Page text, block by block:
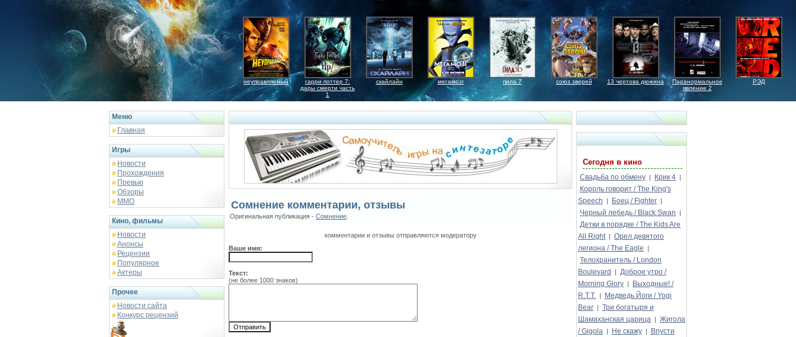
неуправляемый
гарри поттер 7:
дары смерти часть
1
скайлайн мегамозг пила 7 союз зверей 13 чертова дюжина
Паранормальное
явление 2
РЭД
Меню
Главная
Игры
Новости
Прохождения
Превью
Обзоры
ММО
Кино, фильмы
Новости
Анонсы
Рецензии
Популярное
Актеры
Прочее
Новости сайта
Конкурс рецензий
Сомнение комментарии, отзывы
Оригинальная публикация - Сомнение
комментарии и отзывы отправляются модератору
Ваше имя:
Текст:
(не более 1000 знаков)
Сегодня в кино
Свадьба по обмену | Крик 4 |
Король говорит / The King's
Speech
| Боец / Fighter |
Черный лебедь / Black Swan |
Детки в порядке / The Kids Are
All Right | Орел девятого
легиона / The Eagle
|
Телохранитель / London
Boulevard
| Доброе утро /
Morning Glory |
Выходные! /
R.T.T. |
Медведь Йоги / Yogi
Bear | Три богатыря и
Шамаханская царица | Жигола
/ Gigola | Не скажу |
Впусти